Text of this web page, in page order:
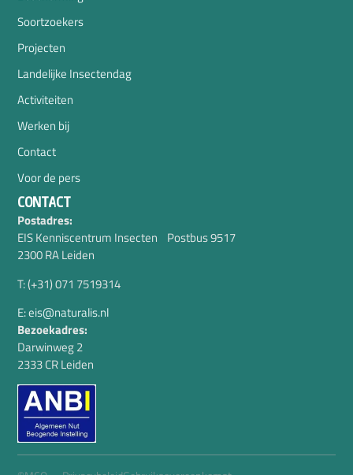
Soortzoekers
Projecten
Landelijke Insectendag
Activiteiten
Werken bij
Contact
Voor de pers
CONTACT
Postadres:
EIS Kenniscentrum Insecten Postbus 9517
2300 RA Leiden
T: (+31) 071 7519314
E: eis@naturalis.nl
Bezoekadres:
Darwinweg 2
2333 CR Leiden